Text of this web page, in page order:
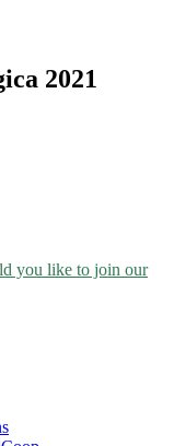
2021
you like to join our